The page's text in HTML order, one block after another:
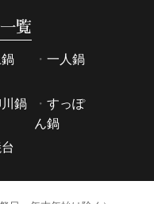
覧
一人鍋
鍋
すっぽ
ん鍋